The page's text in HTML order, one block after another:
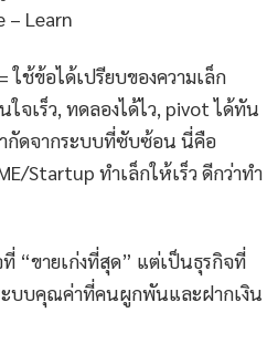
– Learn
ใช้ข้อได้เปรียบของความเล็ก
ใจเร็ว, ทดลองได้ไว, pivot ได้ทัน
กัดจากระบบที่ซับซ้อน นี่คือ
Startup ทำเล็กให้เร็ว ดีกว่าทำ
“ขายเก่งที่สุด” แต่เป็นธุรกิจที่
ะบบคุณค่าที่คนผูกพันและฝากเงิน